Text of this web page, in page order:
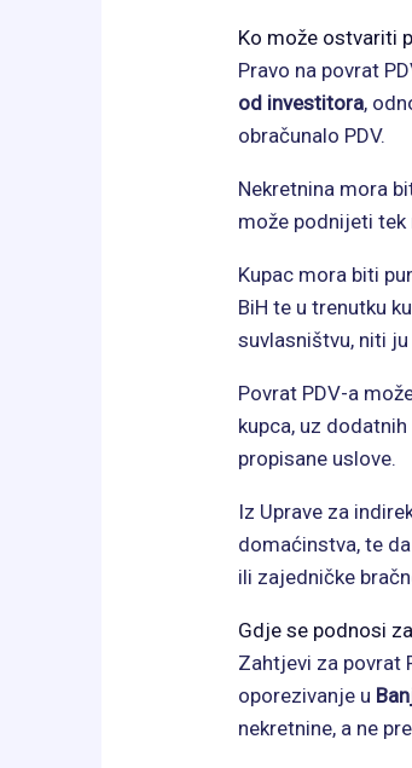
Ko može ostvariti
Pravo na povrat
od investitora,
obračunalo PDV.
Nekretnina mora
može podnijeti tek
Kupac mora biti
BiH te u trenutku
suvlasništvu, niti
Povrat PDV-a
kupca, uz dodatnih
propisane uslove.
Iz Uprave za
domaćinstva, te
ili zajedničke
Gdje se podnosi
Zahtjevi za povrat
oporezivanje u
nekretnine, a ne